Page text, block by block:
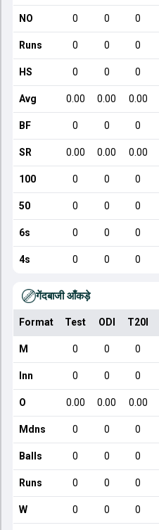
NO 0 0 0
Runs 0 0 0
HS 0 0 0
Avg 0.00 0.00 0.00
BF 0 0 0
SR 0.00 0.00 0.00
100 0 0 0
50 0 0 0
6s 0 0 0
4s 0 0 0
गेंदबाजी आँकड़े
Format Test ODI T20I
M 0 0 0
Inn 0 0 0
O 0.00 0.00 0.00
Mdns 0 0 0
Balls 0 0 0
Runs 0 0 0
W 0 0 0